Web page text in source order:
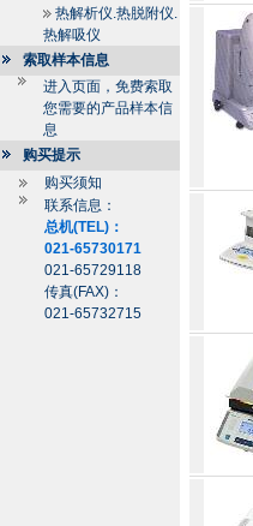
热解析仪.热脱附仪.
热解吸仪
索取样本信息
进入页面，免费索取
您需要的产品样本信
息
购买提示
购买须知
联系信息：
总机(TEL)：
021-65730171
021-65729118
传真(FAX)：
021-65732715